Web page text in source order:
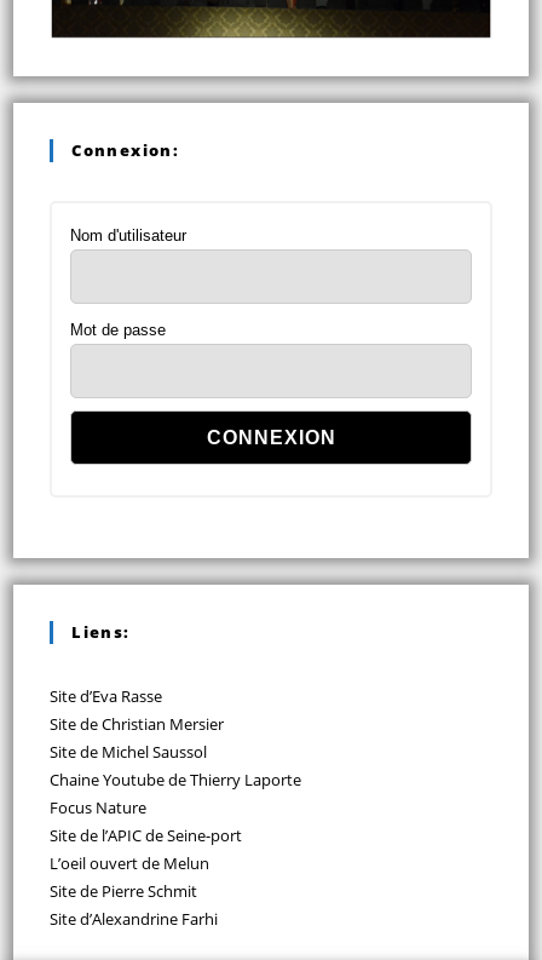
Connexion:
Nom d'utilisateur
Mot de passe
Liens:
Site d’Eva Rasse
Site de Christian Mersier
Site de Michel Saussol
Chaine Youtube de Thierry Laporte
Focus Nature
Site de l’APIC de Seine-port
L’oeil ouvert de Melun
Site de Pierre Schmit
Site d’Alexandrine Farhi